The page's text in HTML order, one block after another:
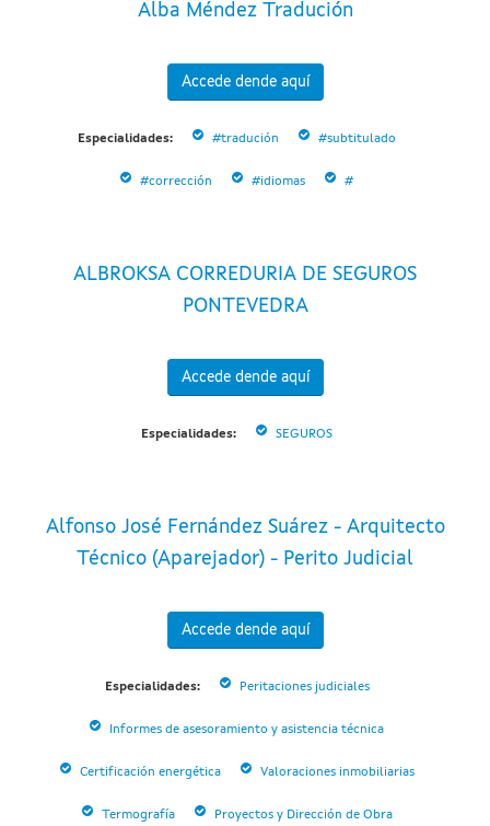
Alba Méndez Tradución
Accede dende aquí
Especialidades: #tradución #subtitulado
#corrección #idiomas #
ALBROKSA CORREDURIA DE SEGUROS
PONTEVEDRA
Accede dende aquí
Especialidades: SEGUROS
Alfonso José Fernández Suárez - Arquitecto
Técnico (Aparejador) - Perito Judicial
Accede dende aquí
Especialidades: Peritaciones judiciales
Informes de asesoramiento y asistencia técnica
Certificación energética Valoraciones inmobiliarias
Termografía Proyectos y Dirección de Obra